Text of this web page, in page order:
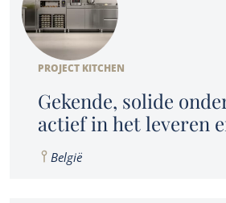
PROJECT KITCHEN
Gekende, solide
actief in het leveren
van professionele
België
België